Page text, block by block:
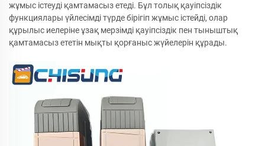
жұмыс істеуді қамтамасыз етеді. Бұл толық қауіпсіздік
функциялары үйлесімді түрде бірігіп жұмыс істейді, олар
құрылыс иелеріне ұзақ мерзімді қауіпсіздік пен тыныштық
қамтамасыз ететін мықты қорғаныс жүйелерін құрады.